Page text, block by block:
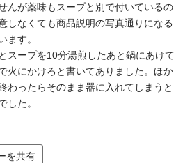
んが薬味もスープと別で付いているの
しなくても商品説明の写真通りになる
ます。
スープを10分湯煎したあと鍋にあけて
火にかけろと書いてありました。ほか
わったらそのまま器に入れてしまうと
した。
を共有